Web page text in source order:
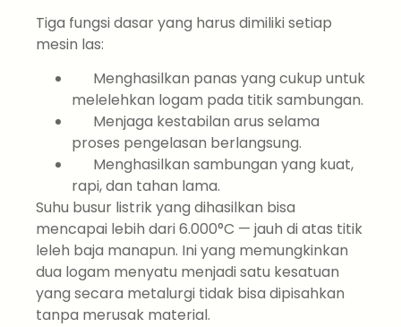
Tiga fungsi dasar yang harus dimiliki setiap
mesin las:
Menghasilkan panas yang cukup untuk
melelehkan logam pada titik sambungan.
Menjaga kestabilan arus selama
proses pengelasan berlangsung.
Menghasilkan sambungan yang kuat,
rapi, dan tahan lama.
Suhu busur listrik yang dihasilkan bisa
mencapai lebih dari 6.000°C — jauh di atas titik
leleh baja manapun. Ini yang memungkinkan
dua logam menyatu menjadi satu kesatuan
yang secara metalurgi tidak bisa dipisahkan
tanpa merusak material.